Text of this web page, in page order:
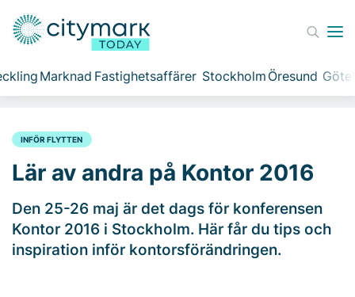
Marknad Fastighetsaffärer Stockholm Öresund
INFÖR FLYTTEN
Lär av andra på Kontor 2016
Den 25-26 maj är det dags för konferensen
Kontor 2016 i Stockholm. Här får du tips och
inspiration inför kontorsförändringen.